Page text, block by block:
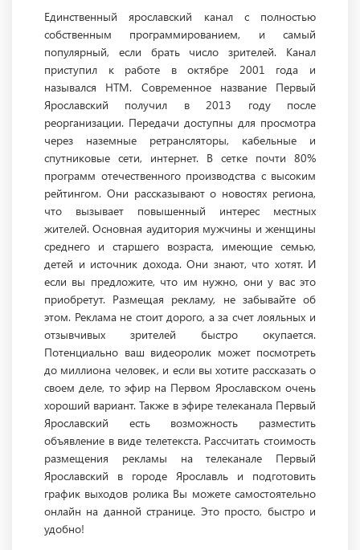
Единственный ярославский канал с полностью
собственным программированием, и самый
популярный, если брать число зрителей. Канал
приступил к работе в октябре 2001 года и
назывался НТМ. Современное название Первый
Ярославский получил в 2013 году после
реорганизации. Передачи доступны для просмотра
через наземные ретрансляторы, кабельные и
спутниковые сети, интернет. В сетке почти 80%
программ отечественного производства с высоким
рейтингом. Они рассказывают о новостях региона,
что вызывает повышенный интерес местных
жителей. Основная аудитория мужчины и женщины
среднего и старшего возраста, имеющие семью,
детей и источник дохода. Они знают, что хотят. И
если вы предложите, что им нужно, они у вас это
приобретут. Размещая рекламу, не забывайте об
этом. Реклама не стоит дорого, а за счет лояльных и
отзывчивых зрителей быстро окупается.
Потенциально ваш видеоролик может посмотреть
до миллиона человек, и если вы хотите рассказать о
своем деле, то эфир на Первом Ярославском очень
хороший вариант. Также в эфире телеканала Первый
Ярославский есть возможность разместить
объявление в виде телетекста. Рассчитать стоимость
размещения рекламы на телеканале Первый
Ярославский в городе Ярославль и подготовить
график выходов ролика Вы можете самостоятельно
онлайн на данной странице. Это просто, быстро и
удобно!